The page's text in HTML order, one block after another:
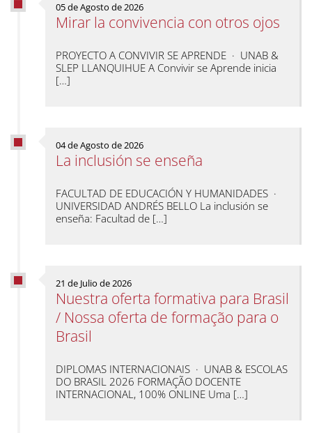
05 de Agosto de 2026
Mirar la convivencia con otros ojos
PROYECTO A CONVIVIR SE APRENDE · UNAB &
SLEP LLANQUIHUE A Convivir se Aprende inicia
[…]
04 de Agosto de 2026
La inclusión se enseña
FACULTAD DE EDUCACIÓN Y HUMANIDADES ·
UNIVERSIDAD ANDRÉS BELLO La inclusión se
enseña: Facultad de […]
21 de Julio de 2026
Nuestra oferta formativa para Brasil
/ Nossa oferta de formação para o
Brasil
DIPLOMAS INTERNACIONAIS · UNAB & ESCOLAS
DO BRASIL 2026 FORMAÇÃO DOCENTE
INTERNACIONAL, 100% ONLINE Uma […]